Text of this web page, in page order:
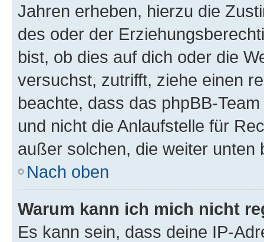
Jahren erheben, hierzu die
des oder der
bist, ob dies auf dich oder die
versuchst, zutrifft, ziehe einen
beachte, dass das phpBB-
und nicht die Anlaufstelle für
außer solchen, die weiter unten
Nach oben
Warum kann ich mich nicht
Es kann sein, dass deine IP-